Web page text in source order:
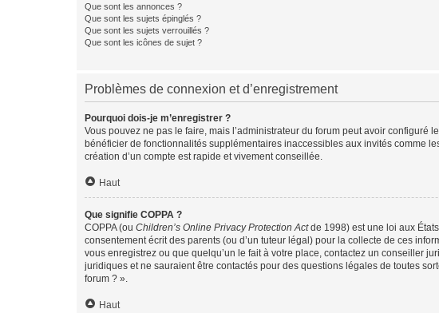
Que sont les annonces ?
Que sont les sujets épinglés ?
Que sont les sujets verrouillés ?
Que sont les icônes de sujet ?
Problèmes de connexion et d’enregistrement
Pourquoi dois-je m’enregistrer ?
Vous pouvez ne pas le faire, mais l’administrateur du forum peut avoir configuré
bénéficier de fonctionnalités supplémentaires inaccessibles aux invités comme
création d’un compte est rapide et vivement conseillée.
Haut
Que signifie COPPA ?
COPPA (ou Children’s Online Privacy Protection Actde 1998) est une loi aux
consentement écrit des parents (ou d’un tuteur légal) pour la collecte de ces
vous enregistrez ou que quelqu’un le fait à votre place, contactez un conseiller
juridiques et ne sauraient être contactés pour des questions légales de toutes
forum ? ».
Haut